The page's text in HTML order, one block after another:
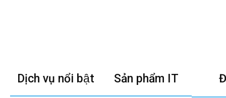
Dịch vụ nổi bật Sản phẩm IT